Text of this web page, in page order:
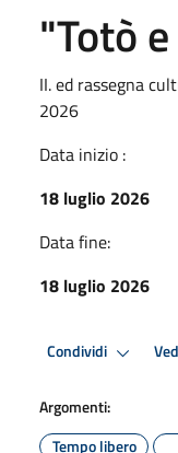
"Totò
II. ed rassegna
2026
Data inizio :
18 luglio 2026
Data fine:
18 luglio 2026
Condividi
Argomenti:
Tempo libero